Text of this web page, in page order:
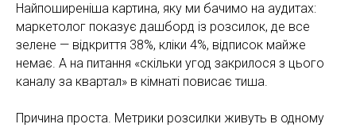
Найпоширеніша картина, яку ми бачимо на аудитах:
маркетолог показує дашборд із розсилок, де все
зелене — відкриття 38%, кліки 4%, відписок майже
немає. А на питання «скільки угод закрилося з цього
каналу за квартал» в кімнаті повисає тиша.
Причина проста. Метрики розсилки живуть в одному